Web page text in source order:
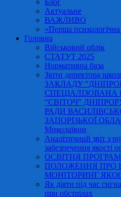
Блог
Актуальне
ВАЖЛИВО
«Перша
Головна
Військовий облік
СТАТУТ 2025
Нормативна база
Звіти директора
ЗАКЛАДУ
СПЕЦІАЛІЗОВАНА
“СВІТОЧ”
РАДИ
ЗАПОРІЗЬКОЇ
Миколаївни
Аналітичний звіт з
забезпечення якості
ОСВІТНЯ ПРОГРАМА
ПОЛОЖЕННЯ ПРО
МОНІТОРИНГ
Як діяти під час
при обстрілах